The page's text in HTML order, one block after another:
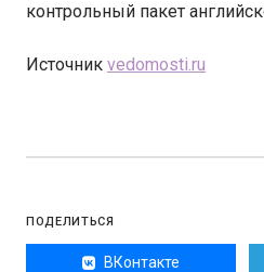
контрольный пакет
Источник vedomosti.ru
ПОДЕЛИТЬСЯ
ВКонтакте